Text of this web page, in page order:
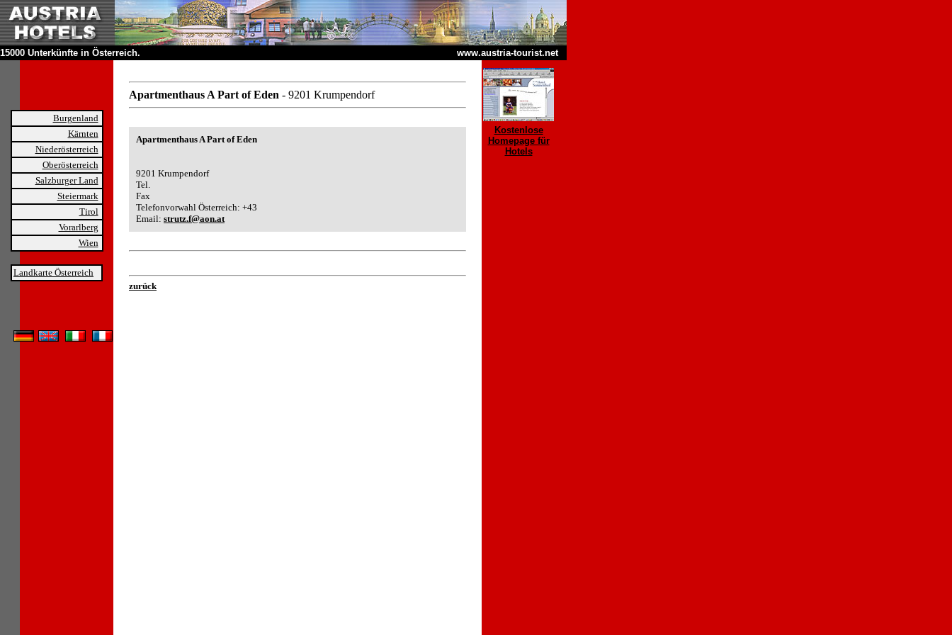
15000 Unterkünfte in Österreich. www.austria-tourist.net
Burgenland
Kärnten
Niederösterreich
Oberösterreich
Salzburger Land
Steiermark
Tirol
Vorarlberg
Wien
Landkarte Österreich
Apartmenthaus A Part of Eden - 9201 Krumpendorf
Apartmenthaus A Part of Eden
9201 Krumpendorf
Tel.
Fax
Telefonvorwahl Österreich: +43
Email: strutz.f@aon.at
zurück
Kostenlose
Homepage für
Hotels